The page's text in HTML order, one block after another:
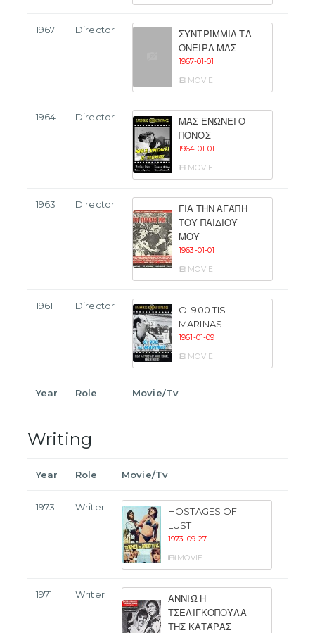
1967 Director
ΣΥΝΤΡΊΜΜΙΑ ΤΑ
ΌΝΕΙΡΑ ΜΑΣ
1967-01-01
MOVIE
1964 Director
ΜΑΣ ΕΝΏΝΕΙ Ο
ΠΌΝΟΣ
1964-01-01
MOVIE
1963 Director
ΓΙΑ ΤΗΝ ΑΓΆΠΗ
ΤΟΥ ΠΑΙΔΙΟΎ
ΜΟΥ
1963-01-01
MOVIE
1961 Director
OI 900 TIS
MARINAS
1961-01-09
MOVIE
Year Role Movie/Tv
Writing
Year Role Movie/Tv
1973 Writer
HOSTAGES OF
LUST
1973-09-27
MOVIE
1971 Writer
ΑΝΝΙΏ Η
ΤΣΕΛΙΓΚΟΠΟΎΛΑ
ΤΗΣ ΚΑΤΆΡΑΣ